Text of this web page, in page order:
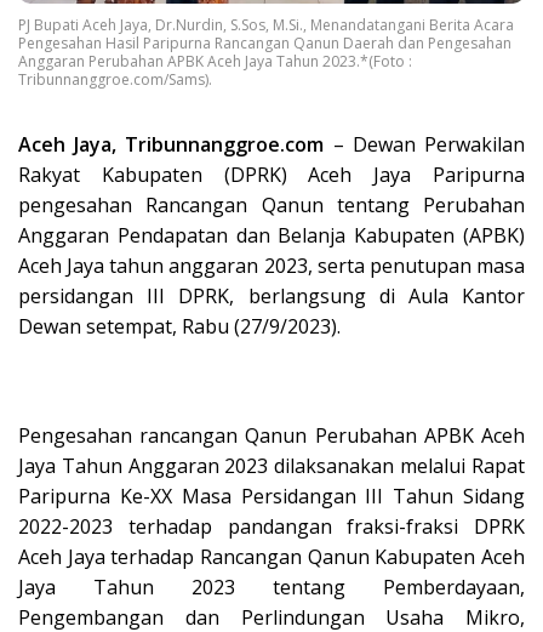
PJ Bupati Aceh Jaya, Dr.Nurdin, S.Sos, M.Si., Menandatangani Berita Acara
Pengesahan Hasil Paripurna Rancangan Qanun Daerah dan Pengesahan
Anggaran Perubahan APBK Aceh Jaya Tahun 2023.*(Foto :
Tribunnanggroe.com/Sams).
Aceh Jaya, Tribunnanggroe.com – Dewan Perwakilan
Rakyat Kabupaten (DPRK) Aceh Jaya Paripurna
pengesahan Rancangan Qanun tentang Perubahan
Anggaran Pendapatan dan Belanja Kabupaten (APBK)
Aceh Jaya tahun anggaran 2023, serta penutupan masa
persidangan III DPRK, berlangsung di Aula Kantor
Dewan setempat, Rabu (27/9/2023).
Pengesahan rancangan Qanun Perubahan APBK Aceh
Jaya Tahun Anggaran 2023 dilaksanakan melalui Rapat
Paripurna Ke-XX Masa Persidangan III Tahun Sidang
2022-2023 terhadap pandangan fraksi-fraksi DPRK
Aceh Jaya terhadap Rancangan Qanun Kabupaten Aceh
Jaya Tahun 2023 tentang Pemberdayaan,
Pengembangan dan Perlindungan Usaha Mikro,